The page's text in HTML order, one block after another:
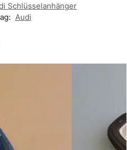
Schlüsselanhänger
Audi